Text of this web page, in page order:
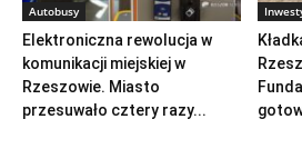
Autobusy
Elektroniczna rewolucja w
komunikacji miejskiej w
Rzeszowie. Miasto
przesuwało cztery razy...